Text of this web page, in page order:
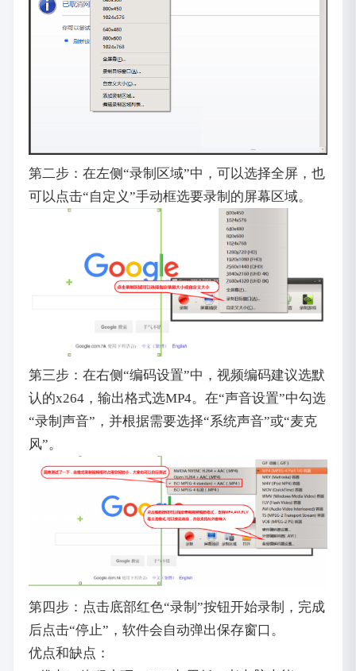
第二步：在左侧“录制区域”中，可以选择全屏，也
可以点击“自定义”手动框选要录制的屏幕区域。
第三步：在右侧“编码设置”中，视频编码建议选默
认的x264，输出格式选MP4。在“声音设置”中勾选
“录制声音”，并根据需要选择“系统声音”或“麦克
风”。
第四步：点击底部红色“录制”按钮开始录制，完成
后点击“停止”，软件会自动弹出保存窗口。
优点和缺点：